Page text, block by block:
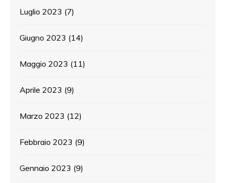
Luglio 2023 (7)
Giugno 2023 (14)
Maggio 2023 (11)
Aprile 2023 (9)
Marzo 2023 (12)
Febbraio 2023 (9)
Gennaio 2023 (9)